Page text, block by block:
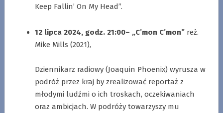
Keep Fallin’ On My Head”.
12 lipca 2024, godz. 21:00– „C’mon C’mon”reż.
Mike Mills (2021),
Dziennikarz radiowy (Joaquin Phoenix) wyrusza w
podróż przez kraj by zrealizować reportaż z
młodymi ludźmi o ich troskach, oczekiwaniach
oraz ambicjach. W podróży towarzyszy mu